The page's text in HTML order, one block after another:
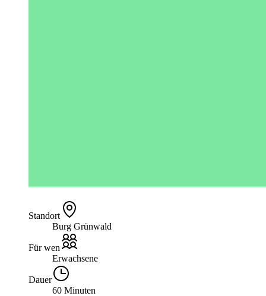
Standort
Burg Grünwald
Für wen
Erwachsene
Dauer
60 Minuten